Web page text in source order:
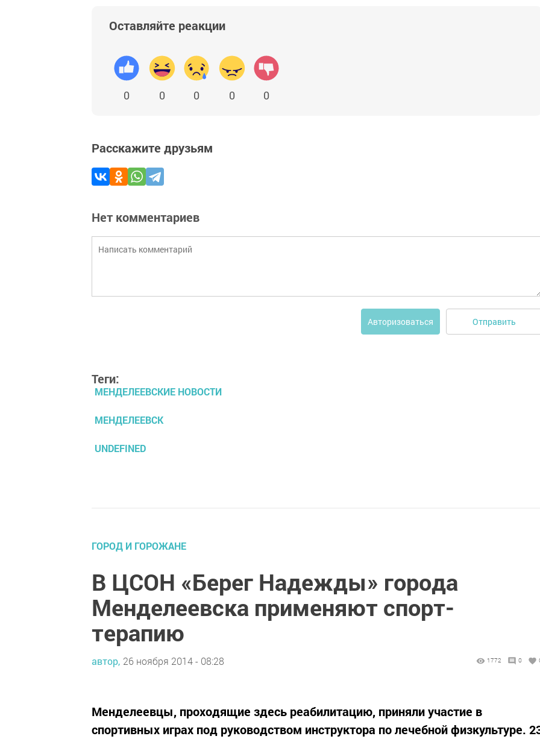
Оставляйте реакции
0 0 0 0 0
Расскажите друзьям
Нет комментариев
Авторизоваться Отправить
Теги:
МЕНДЕЛЕЕВСКИЕ НОВОСТИ
МЕНДЕЛЕЕВСК
UNDEFINED
ГОРОД И ГОРОЖАНЕ
В ЦСОН «Берег Надежды» города
Менделеевска применяют спорт-
терапию
автор, 26 ноября 2014 - 08:28 1772 0
Менделеевцы, проходящие здесь реабилитацию, приняли участие в
спортивных играх под руководством инструктора по лечебной физкультуре.